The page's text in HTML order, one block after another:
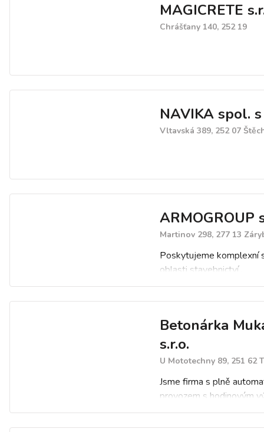
MAGICRETE
Chrášťany 140, 252 19
NAVIKA spol. s
Vltavská 389, 252 07
ARMOGROUP
Martinov 298, 277 13
Poskytujeme komplexní
oblasti stavebnictví .
Realizujeme stavby
obytných domů na klíč.
na veškeré práce, které
výrobou a montáží
oceli.
Betonárka
s.r.o.
U Mototechny 89, 251 62
Jsme firma s plně
provozem s hodinovým
35 m3 čerstvé směsi.
širokou škálu betonů,